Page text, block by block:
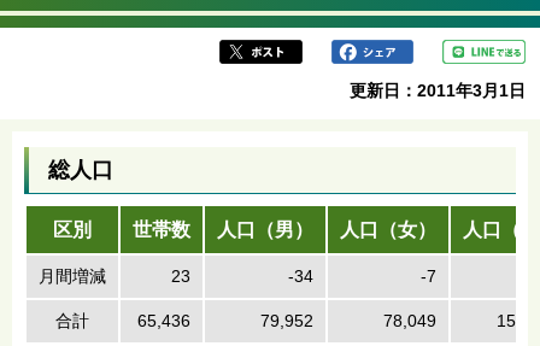
ら
更新日：2011年3月1日
総人口
区別 世帯数 人口（男） 人口（女） 人口（
月間増減 23 -34 -7
合計 65,436 79,952 78,049